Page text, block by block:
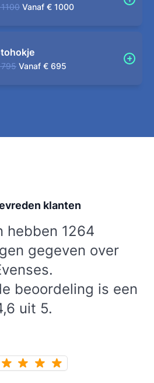
Vanaf € 1000
Vanaf € 695
klanten
hebben 1264
gegeven over
beoordeling is een
uit 5.